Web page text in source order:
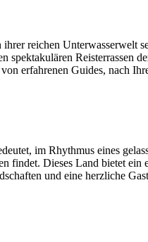
reichen Unterwasserwelt
spektakulären Reisterrassen
erfahrenen Guides, nach
im Rhythmus eines
findet. Dieses Land bietet ein
und eine herzliche